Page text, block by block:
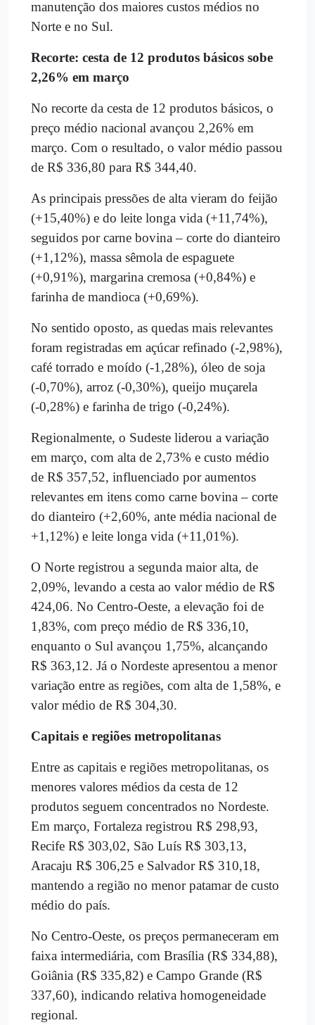
manutenção dos maiores custos médios no
Norte e no Sul.
Recorte: cesta de 12 produtos básicos sobe
2,26% em março
No recorte da cesta de 12 produtos básicos, o
preço médio nacional avançou 2,26% em
março. Com o resultado, o valor médio passou
de R$ 336,80 para R$ 344,40.
As principais pressões de alta vieram do feijão
(+15,40%) e do leite longa vida (+11,74%),
seguidos por carne bovina – corte do dianteiro
(+1,12%), massa sêmola de espaguete
(+0,91%), margarina cremosa (+0,84%) e
farinha de mandioca (+0,69%).
No sentido oposto, as quedas mais relevantes
foram registradas em açúcar refinado (-2,98%),
café torrado e moído (-1,28%), óleo de soja
(-0,70%), arroz (-0,30%), queijo muçarela
(-0,28%) e farinha de trigo (-0,24%).
Regionalmente, o Sudeste liderou a variação
em março, com alta de 2,73% e custo médio
de R$ 357,52, influenciado por aumentos
relevantes em itens como carne bovina – corte
do dianteiro (+2,60%, ante média nacional de
+1,12%) e leite longa vida (+11,01%).
O Norte registrou a segunda maior alta, de
2,09%, levando a cesta ao valor médio de R$
424,06. No Centro-Oeste, a elevação foi de
1,83%, com preço médio de R$ 336,10,
enquanto o Sul avançou 1,75%, alcançando
R$ 363,12. Já o Nordeste apresentou a menor
variação entre as regiões, com alta de 1,58%, e
valor médio de R$ 304,30.
Capitais e regiões metropolitanas
Entre as capitais e regiões metropolitanas, os
menores valores médios da cesta de 12
produtos seguem concentrados no Nordeste.
Em março, Fortaleza registrou R$ 298,93,
Recife R$ 303,02, São Luís R$ 303,13,
Aracaju R$ 306,25 e Salvador R$ 310,18,
mantendo a região no menor patamar de custo
médio do país.
No Centro-Oeste, os preços permaneceram em
faixa intermediária, com Brasília (R$ 334,88),
Goiânia (R$ 335,82) e Campo Grande (R$
337,60), indicando relativa homogeneidade
regional.